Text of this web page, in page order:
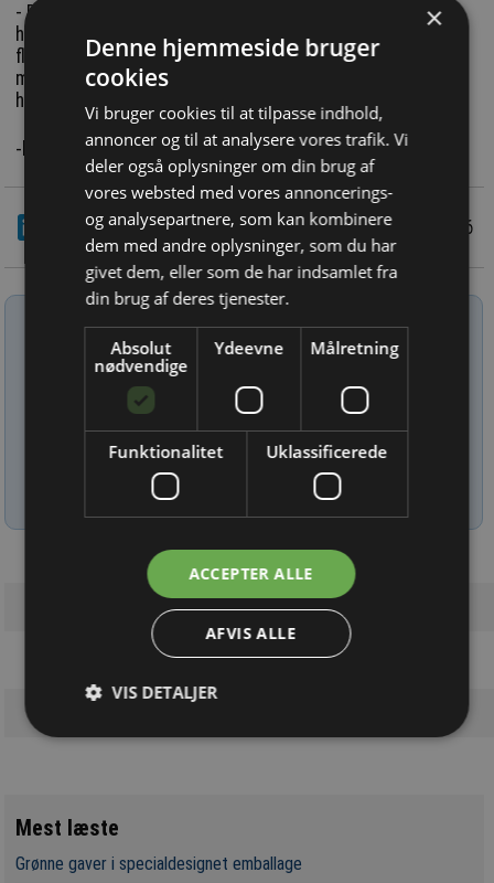
- Desuden er der mange muligheder for tilbehør som f.eks.
håndgrebsfunktion for optimal ergonomi, lige som der er
flere opladningsmuligheder - bl.a. trådløs, single- og
multislotladere og særlig dock til montering i køretøjer,
hylster og cover mm., siger Jørgen Barkholt.
-lipe
LinkedIn
Del 10/3 2026
Indtast din e-mail-adresse herunder.
Læs mere om udsendelsestidspunkter og afmelding her
Mest læste
Grønne gaver i specialdesignet emballage
×
Denne hjemmeside bruger
cookies
Vi bruger cookies til at tilpasse indhold,
annoncer og til at analysere vores trafik. Vi
deler også oplysninger om din brug af
vores websted med vores annoncerings-
og analysepartnere, som kan kombinere
dem med andre oplysninger, som du har
givet dem, eller som de har indsamlet fra
din brug af deres tjenester.
Absolut
nødvendige
Ydeevne Målretning
Funktionalitet Uklassificerede
ACCEPTER ALLE
AFVIS ALLE
VIS DETALJER